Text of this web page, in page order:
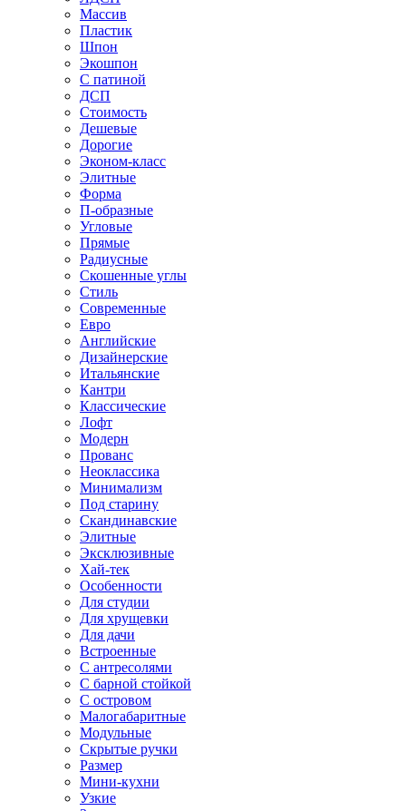
Массив
Пластик
Шпон
Экошпон
С патиной
ДСП
Стоимость
Дешевые
Дорогие
Эконом-класс
Элитные
Форма
П-образные
Угловые
Прямые
Радиусные
Скошенные углы
Стиль
Современные
Евро
Английские
Дизайнерские
Итальянские
Кантри
Классические
Лофт
Модерн
Прованс
Неоклассика
Минимализм
Под старину
Скандинавские
Элитные
Эксклюзивные
Хай-тек
Особенности
Для студии
Для хрущевки
Для дачи
Встроенные
С антресолями
С барной стойкой
С островом
Малогабаритные
Модульные
Скрытые ручки
Размер
Мини-кухни
Узкие